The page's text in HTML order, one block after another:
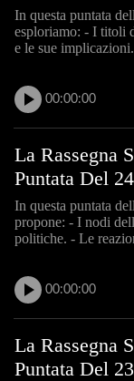
In questa puntata
esploriamo: - I titoli
e le sue
00:00:00
La Rassegna
Puntata Del
In questa puntata
propone: - I nodi
politiche. - Le
00:00:00
La Rassegna
Puntata Del